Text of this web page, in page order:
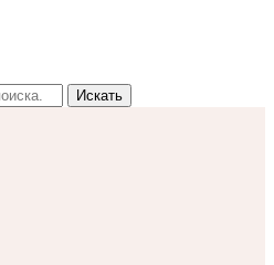
Искать